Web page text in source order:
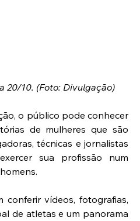
20/10. (Foto: Divulgação)
o público pode conhecer
de mulheres que são
técnicas e jornalistas
sua profissão num
conferir vídeos, fotografias,
de atletas e um panorama